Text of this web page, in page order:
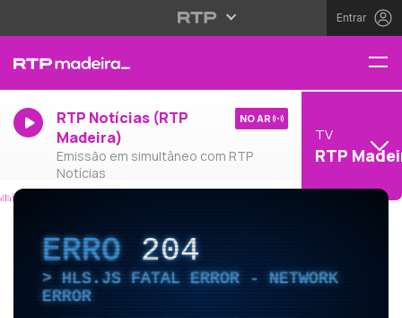
Entrar
RTP Notícias (RTP
Madeira)
Emissão em simultâneo com RTP
Notícias
NO AR
TV
RTP
ERRO204
HLS.JS FATAL ERROR - NETWORK
ERROR